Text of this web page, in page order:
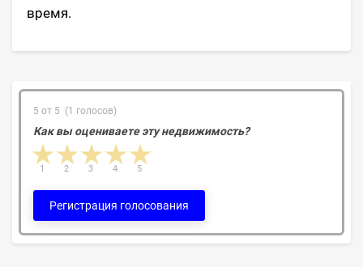
время.
5 от 5 (1 голосов)
Как вы оцениваете эту недвижимость?
4 stars
3 stars
2 stars
1 star 5
4
3
2
1
Регистрация голосования